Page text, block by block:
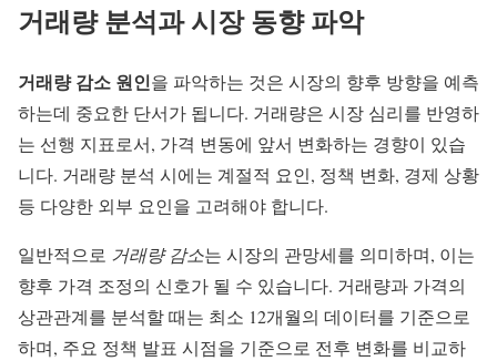
거래량 분석과 시장 동향 파악
거래량 감소 원인을 파악하는 것은 시장의 향후 방향을 예측
하는데 중요한 단서가 됩니다. 거래량은 시장 심리를 반영하
는 선행 지표로서, 가격 변동에 앞서 변화하는 경향이 있습
니다. 거래량 분석 시에는 계절적 요인, 정책 변화, 경제 상황
등 다양한 외부 요인을 고려해야 합니다.
일반적으로 거래량 감소는 시장의 관망세를 의미하며, 이는
향후 가격 조정의 신호가 될 수 있습니다. 거래량과 가격의
상관관계를 분석할 때는 최소 12개월의 데이터를 기준으로
하며, 주요 정책 발표 시점을 기준으로 전후 변화를 비교하